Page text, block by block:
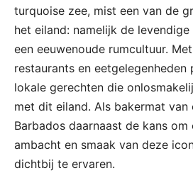
turquoise zee, mist een van de
het eiland: namelijk de
een eeuwenoude rumcultuur.
restaurants en
lokale gerechten die
met dit eiland. Als bakermat van
Barbados daarnaast de kans om
ambacht en smaak van deze
dichtbij te ervaren.